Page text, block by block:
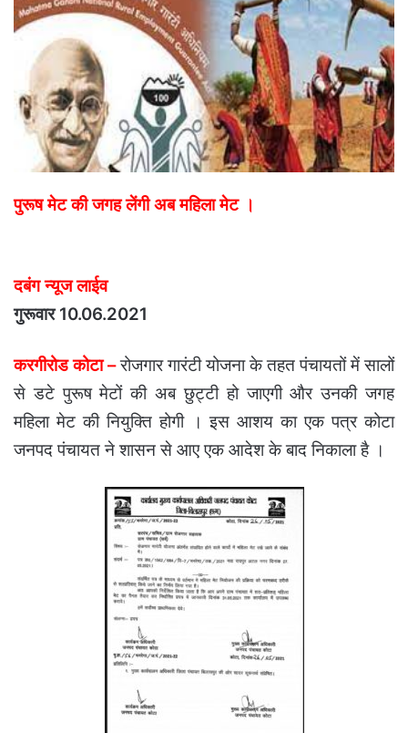
पुरूष मेट की जगह लेंगी अब महिला मेट ।
दबंग न्यूज लाईव
गुरूवार 10.06.2021
करगीरोड कोटा –रोजगार गारंटी योजना के तहत पंचायतों में सालों
से डटे पुरूष मेटों की अब छुट्टी हो जाएगी और उनकी जगह
महिला मेट की नियुक्ति होगी । इस आशय का एक पत्र कोटा
जनपद पंचायत ने शासन से आए एक आदेश के बाद निकाला है ।